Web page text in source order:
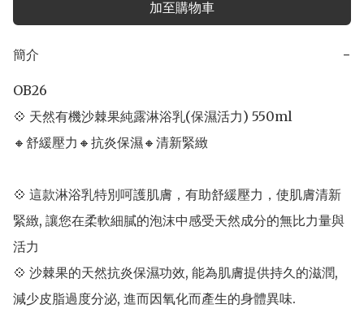
加至購物車
簡介 −
OB26
💠 天然有機沙棘果純露淋浴乳(保濕活力) 550ml
🔸舒緩壓力🔸抗炎保濕🔸清新緊緻
💠 這款淋浴乳特別呵護肌膚，有助舒緩壓力，使肌膚清新
緊緻, 讓您在柔軟細膩的泡沫中感受天然成分的無比力量與
活力
💠 沙棘果的天然抗炎保濕功效, 能為肌膚提供持久的滋潤,
減少皮脂過度分泌, 進而因氧化而產生的身體異味.